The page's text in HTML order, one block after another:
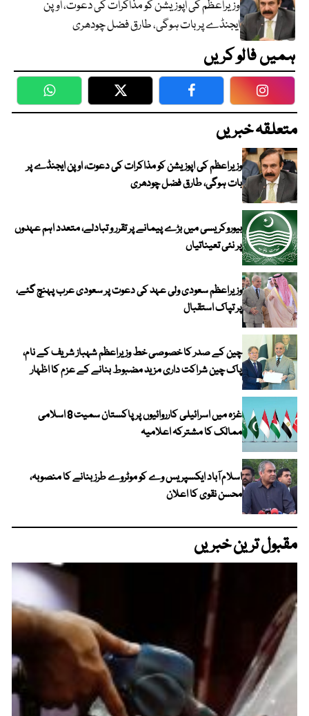
وزیراعظم کی اپوزیشن کو مذاکرات کی دعوت، اوپن
ایجنڈے پر بات ہوگی، طارق فضل چودھری
ہمیں فالو کریں
WhatsApp Twitter Facebook
متعلقہ خبریں
وزیراعظم کی اپوزیشن کو مذاکرات کی دعوت، اوپن ایجنڈے پر
بات ہوگی، طارق فضل چودھری
بیوروکریسی میں بڑے پیمانے پر تقرر و تبادلے، متعدد اہم عہدوں
پر نئی تعیناتیاں
وزیراعظم سعودی ولی عہد کی دعوت پر سعودی عرب پہنچ گئے،
پر تپاک استقبال
چین کے صدر کا خصوصی خط وزیراعظم شہباز شریف کے نام،
پاک چین شراکت داری مزید مضبوط بنانے کے عزم کا اظہار
غزہ میں اسرائیلی کارروائیوں پر پاکستان سمیت 8 اسلامی
ممالک کا مشترکہ اعلامیہ
اسلام آباد ایکسپریس وے کو موٹروے طرز بنانے کا منصوبہ،
محسن نقوی کا اعلان
مقبول ترین خبریں